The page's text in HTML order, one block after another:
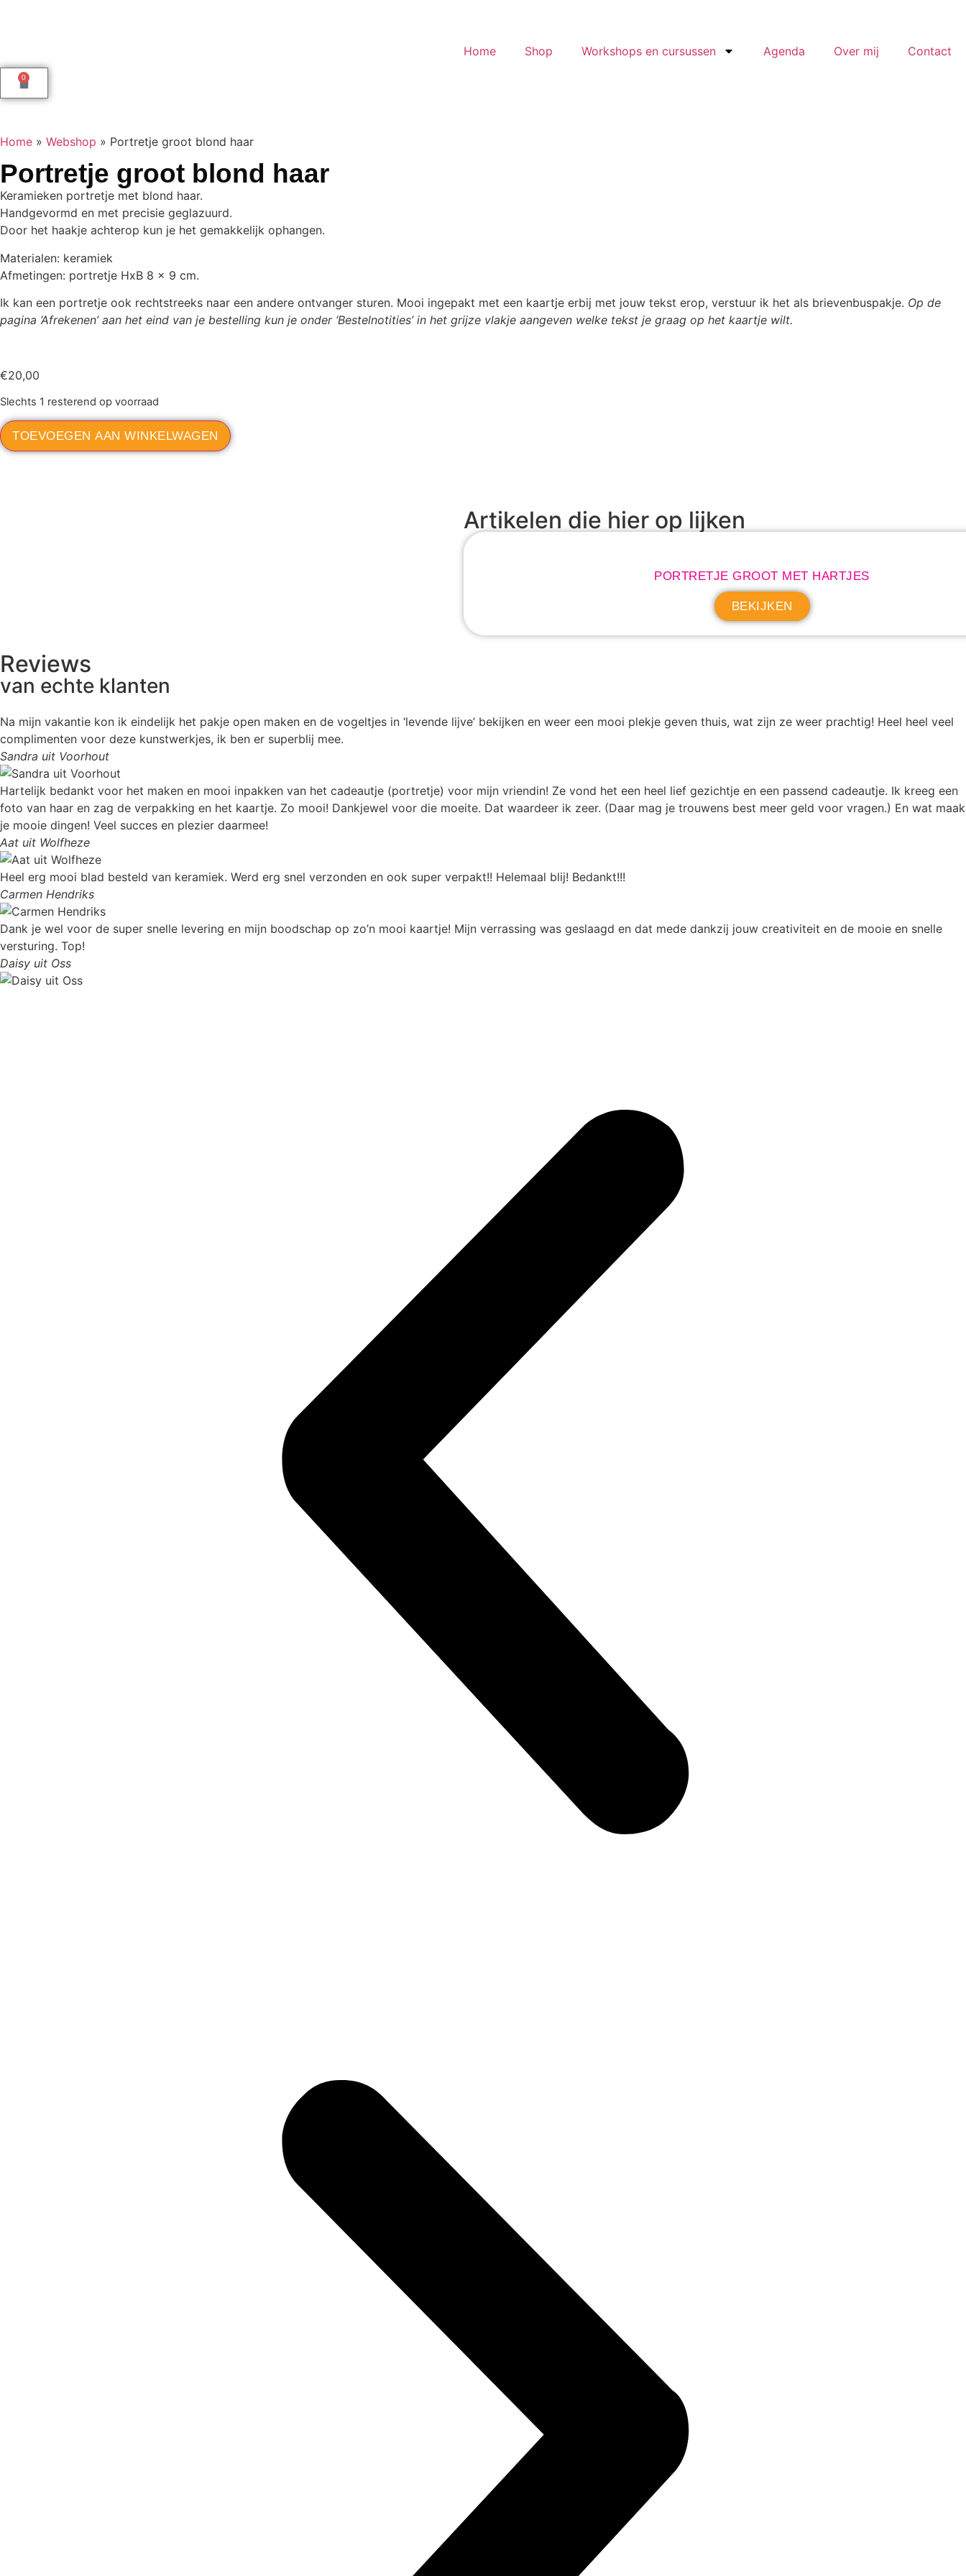
Home Shop Workshops en cursussen Agenda Over mij Contact
0
Home » Webshop » Portretje groot blond haar
Portretje groot blond haar
Keramieken portretje met blond haar.
Handgevormd en met precisie geglazuurd.
Door het haakje achterop kun je het gemakkelijk ophangen.
Materialen: keramiek
Afmetingen: portretje HxB 8 x 9 cm.
Ik kan een portretje ook rechtstreeks naar een andere ontvanger sturen. Mooi ingepakt met een kaartje erbij met jouw tekst erop, verstuur ik het als brievenbuspakje. Op de
pagina ‘Afrekenen’ aan het eind van je bestelling kun je onder ‘Bestelnotities’ in het grijze vlakje aangeven welke tekst je graag op het kaartje wilt.
€20,00
Slechts 1 resterend op voorraad
TOEVOEGEN AAN WINKELWAGEN
Artikelen die hier op lijken
PORTRETJE GROOT MET HARTJES
BEKIJKEN
Reviews
van echte klanten
Na mijn vakantie kon ik eindelijk het pakje open maken en de vogeltjes in ‘levende lijve’ bekijken en weer een mooi plekje geven thuis, wat zijn ze weer prachtig! Heel heel veel
complimenten voor deze kunstwerkjes, ik ben er superblij mee.
Sandra uit Voorhout
Hartelijk bedankt voor het maken en mooi inpakken van het cadeautje (portretje) voor mijn vriendin! Ze vond het een heel lief gezichtje en een passend cadeautje. Ik kreeg een
foto van haar en zag de verpakking en het kaartje. Zo mooi! Dankjewel voor die moeite. Dat waardeer ik zeer. (Daar mag je trouwens best meer geld voor vragen.) En wat maak
je mooie dingen! Veel succes en plezier daarmee!
Aat uit Wolfheze
Heel erg mooi blad besteld van keramiek. Werd erg snel verzonden en ook super verpakt!! Helemaal blij! Bedankt!!!
Carmen Hendriks
Dank je wel voor de super snelle levering en mijn boodschap op zo’n mooi kaartje! Mijn verrassing was geslaagd en dat mede dankzij jouw creativiteit en de mooie en snelle
versturing. Top!
Daisy uit Oss